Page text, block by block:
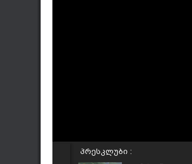
პრესკლუბი :